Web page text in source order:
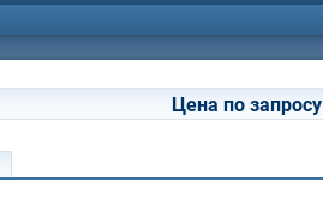
Цена по запросу